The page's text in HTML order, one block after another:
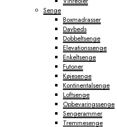
Senge
Boxmadrasser
Daybeds
Dobbeltsenge
Elevationssenge
Enkeltsenge
Futoner
Køjesenge
Kontinentalsenge
Loftsenge
Opbevaringssenge
Sengerammer
Tremmesenge